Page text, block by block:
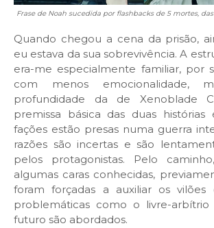
Frase de Noah sucedida por flashbacks de 5 mortes,
Quando chegou a cena da prisão,
eu estava da sua sobrevivência. A
era-me especialmente familiar, por
com menos emocionalidade,
profundidade da de Xenoblade
premissa básica das duas histórias
fações estão presas numa guerra
razões são incertas e são
pelos protagonistas. Pelo
algumas caras conhecidas,
foram forçadas a auxiliar os vilões
problemáticas como o livre-
futuro são abordados.